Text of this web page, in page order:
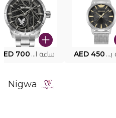
ساعة بوليس للرجال PEWJG0005002 AED 450 ساعة البوليس PEWJG2227302 700
Nigwa